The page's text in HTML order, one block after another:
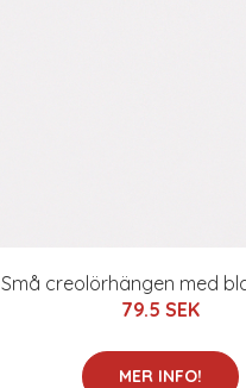
Små creolörhängen med
79.5 SEK
MER INFO!